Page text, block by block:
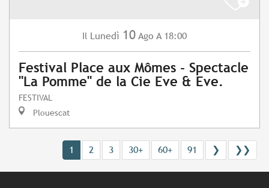
Il Lunedì 10 Ago A 18:00
Festival Place aux Mômes - Spectacle
"La Pomme" de la Cie Eve & Eve.
FESTIVAL
Plouescat
1 2 3 30+ 60+ 91 ❯ ❯❯